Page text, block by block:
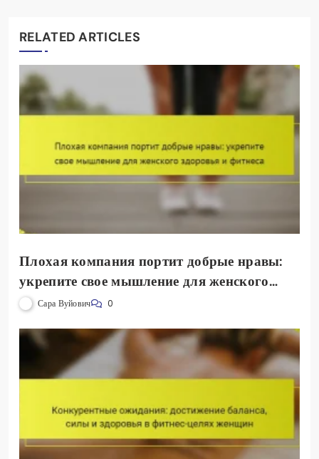
RELATED ARTICLES
Плохая компания портит добрые нравы:
укрепите свое мышление для женского
здоровья и фитнеса
Сара Вуйович 0